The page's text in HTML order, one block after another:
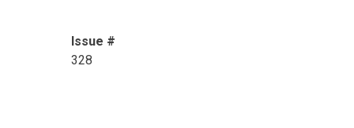
Issue #
328